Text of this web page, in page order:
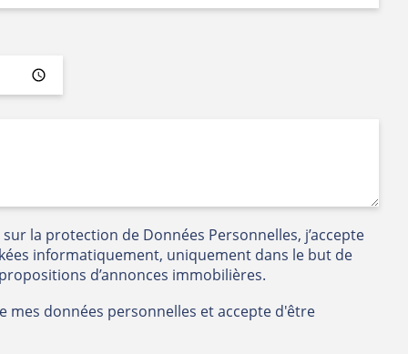
la protection de Données Personnelles, j’accepte
informatiquement, uniquement dans le but de
d’annonces immobilières.
mes données personnelles et accepte d'être